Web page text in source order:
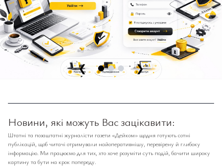
❮ ❯
Новини, які можуть Вас зацікавити:
Штатні та позаштатні журналісти газети «Дейком» щодня готують сотні
публікацій, щоб читачі отримували найоперативнішу, перевірену й глибоку
інформацію. Ми працюємо для тих, хто хоче розуміти суть подій, бачити широку
картину та бути на крок попереду.